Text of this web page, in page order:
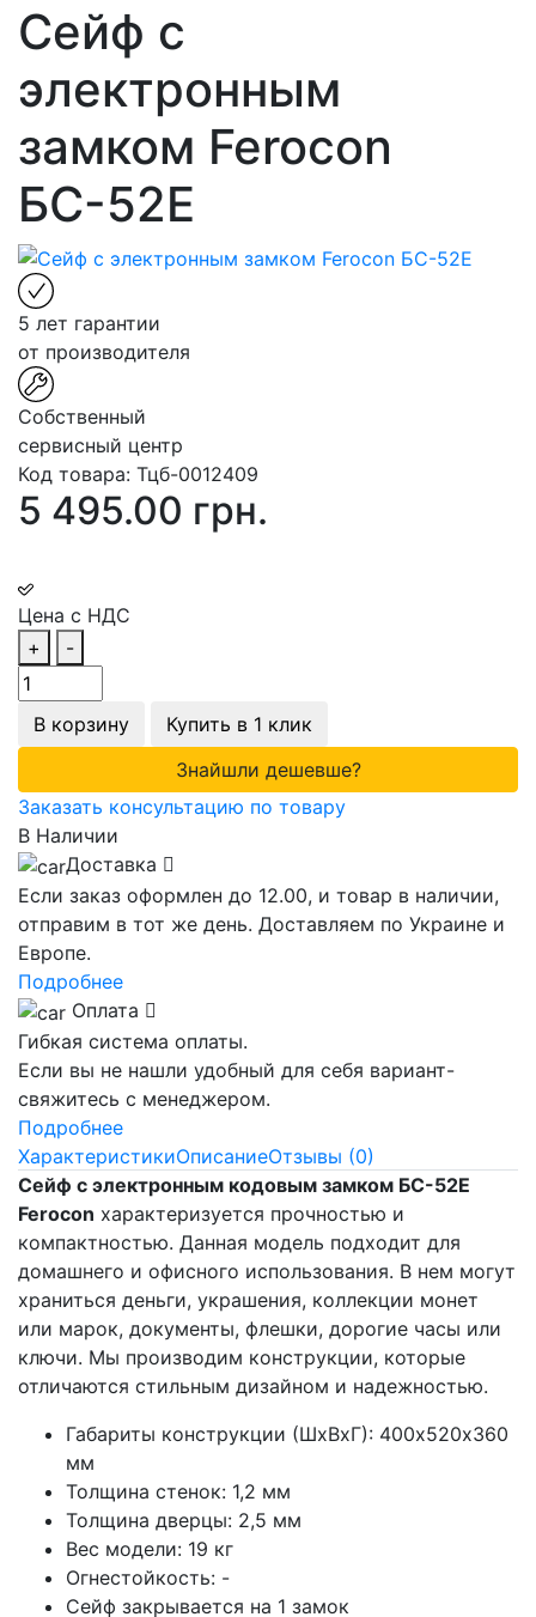
Сейф с
электронным
замком Ferocon
БС-52Е
5 лет гарантии
от производителя
Собственный
сервисный центр
Код товара: Тцб-0012409
5 495.00 грн.
Цена с НДС
+
-
В корзину
Купить в 1 клик
Знайшли дешевше?
Заказать консультацию по товару
В Наличии
Доставка
Если заказ оформлен до 12.00, и товар в наличии,
отправим в тот же день. Доставляем по Украине и
Европе.
Подробнее
Оплата
Гибкая система оплаты.
Если вы не нашли удобный для себя вариант-
свяжитесь с менеджером.
Подробнее
ХарактеристикиОписаниеОтзывы (0)
Сейф с электронным кодовым замком БС-52Е​
Ferocon характеризуется прочностью и
компактностью. Данная модель подходит для
домашнего и офисного использования. В нем могут
храниться деньги, украшения, коллекции монет
или марок, документы, флешки, дорогие часы или
ключи. Мы производим конструкции, которые
отличаются стильным дизайном и надежностью.
Габариты конструкции (ШхВхГ): 400х520х360
мм
Толщина стенок: 1,2 мм
Толщина дверцы: 2,5 мм
Вес модели: 19 кг
Огнестойкость: -
Сейф закрывается на 1 замок